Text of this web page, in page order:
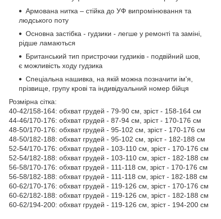
Армована нитка – стійка до УФ випромінювання та
людського поту
Основна застібка - гудзики - легше у ремонті та заміні,
рідше ламаються
Британський тип пристрочки гудзиків - подвійний шов,
є можливість ходу гудзика
Спеціальна нашивка, на якій можна позначити ім'я,
прізвище, групу крові та індивідуальний номер бійця
Розмірна сітка:
40-42/158-164: обхват грудей - 79-90 см, зріст - 158-164 см
44-46/170-176: обхват грудей - 87-94 см, зріст - 170-176 см
48-50/170-176: обхват грудей - 95-102 см, зріст - 170-176 см
48-50/182-188: обхват грудей - 95-102 см, зріст - 182-188 см
52-54/170-176: обхват грудей - 103-110 см, зріст - 170-176 см
52-54/182-188: обхват грудей - 103-110 см, зріст - 182-188 см
56-58/170-176: обхват грудей - 111-118 см, зріст - 170-176 см
56-58/182-188: обхват грудей - 111-118 см, зріст - 182-188 см
60-62/170-176: обхват грудей - 119-126 см, зріст - 170-176 см
60-62/182-188: обхват грудей - 119-126 см, зріст - 182-188 см
60-62/194-200: обхват грудей - 119-126 см, зріст - 194-200 см